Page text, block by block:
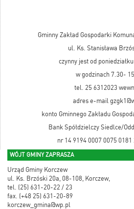
Gminny Zakład Gospodarki
ul. Ks. Stanisława
czynny jest od
w godzinach 7.30-
tel. 25 6312023
adres e-mail
konto Gminnego Zakładu
Bank Spółdzielczy Siedlce/
nr 14 9194 0007 0075 0181
WÓJT GMINY ZAPRASZA
Urząd Gminy Korczew
ul. Ks. Brzóski 20a, 08-108, Korczew,
tel. (25) 631-20-22 / 23
fax. (+48 25) 631-20-89
korczew_gmina@wp.pl